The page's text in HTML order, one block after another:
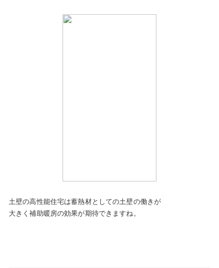
土壁の高性能住宅は蓄熱材としての土壁の働きが
大きく補助暖房の効果が期待できますね。